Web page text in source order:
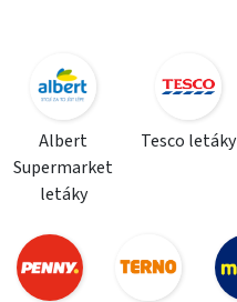
Albert
Supermarket
letáky
Tesco letáky